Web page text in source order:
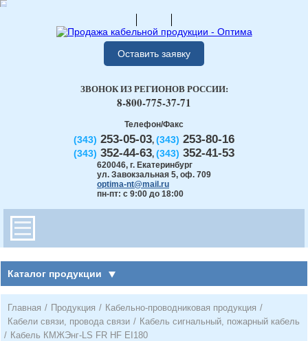
Оставить заявку
Телефон/Факс
(343) 253-05-03, (343) 253-80-16
(343) 352-44-63, (343) 352-41-53
620046, г. Екатеринбург
ул. Завокзальная 5, оф. 709
optima-nt@mail.ru
пн-пт: с 9:00 до 18:00
ЗВОНОК ИЗ РЕГИОНОВ РОССИИ:
8-800-775-37-71
Каталог продукции
Главная / Продукция / Кабельно-проводниковая продукция /
Кабели связи, провода связи / Кабель сигнальный, пожарный кабель
/ Кабель КМЖЭнг-LS FR HF EI180